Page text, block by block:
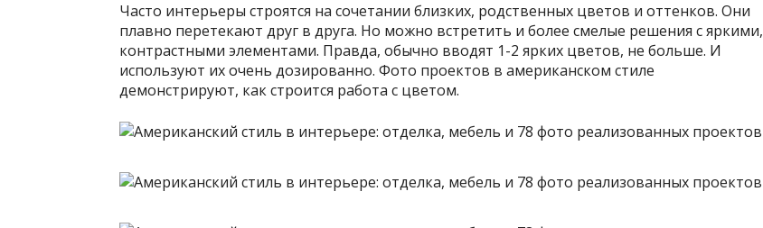
Часто интерьеры строятся на сочетании близких, родственных цветов и оттенков. Они
плавно перетекают друг в друга. Но можно встретить и более смелые решения с яркими,
контрастными элементами. Правда, обычно вводят 1-2 ярких цветов, не больше. И
используют их очень дозированно. Фото проектов в американском стиле
демонстрируют, как строится работа с цветом.